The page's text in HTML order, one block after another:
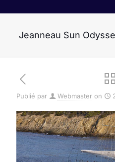
Jeanneau Sun
Publié par Webmaster on